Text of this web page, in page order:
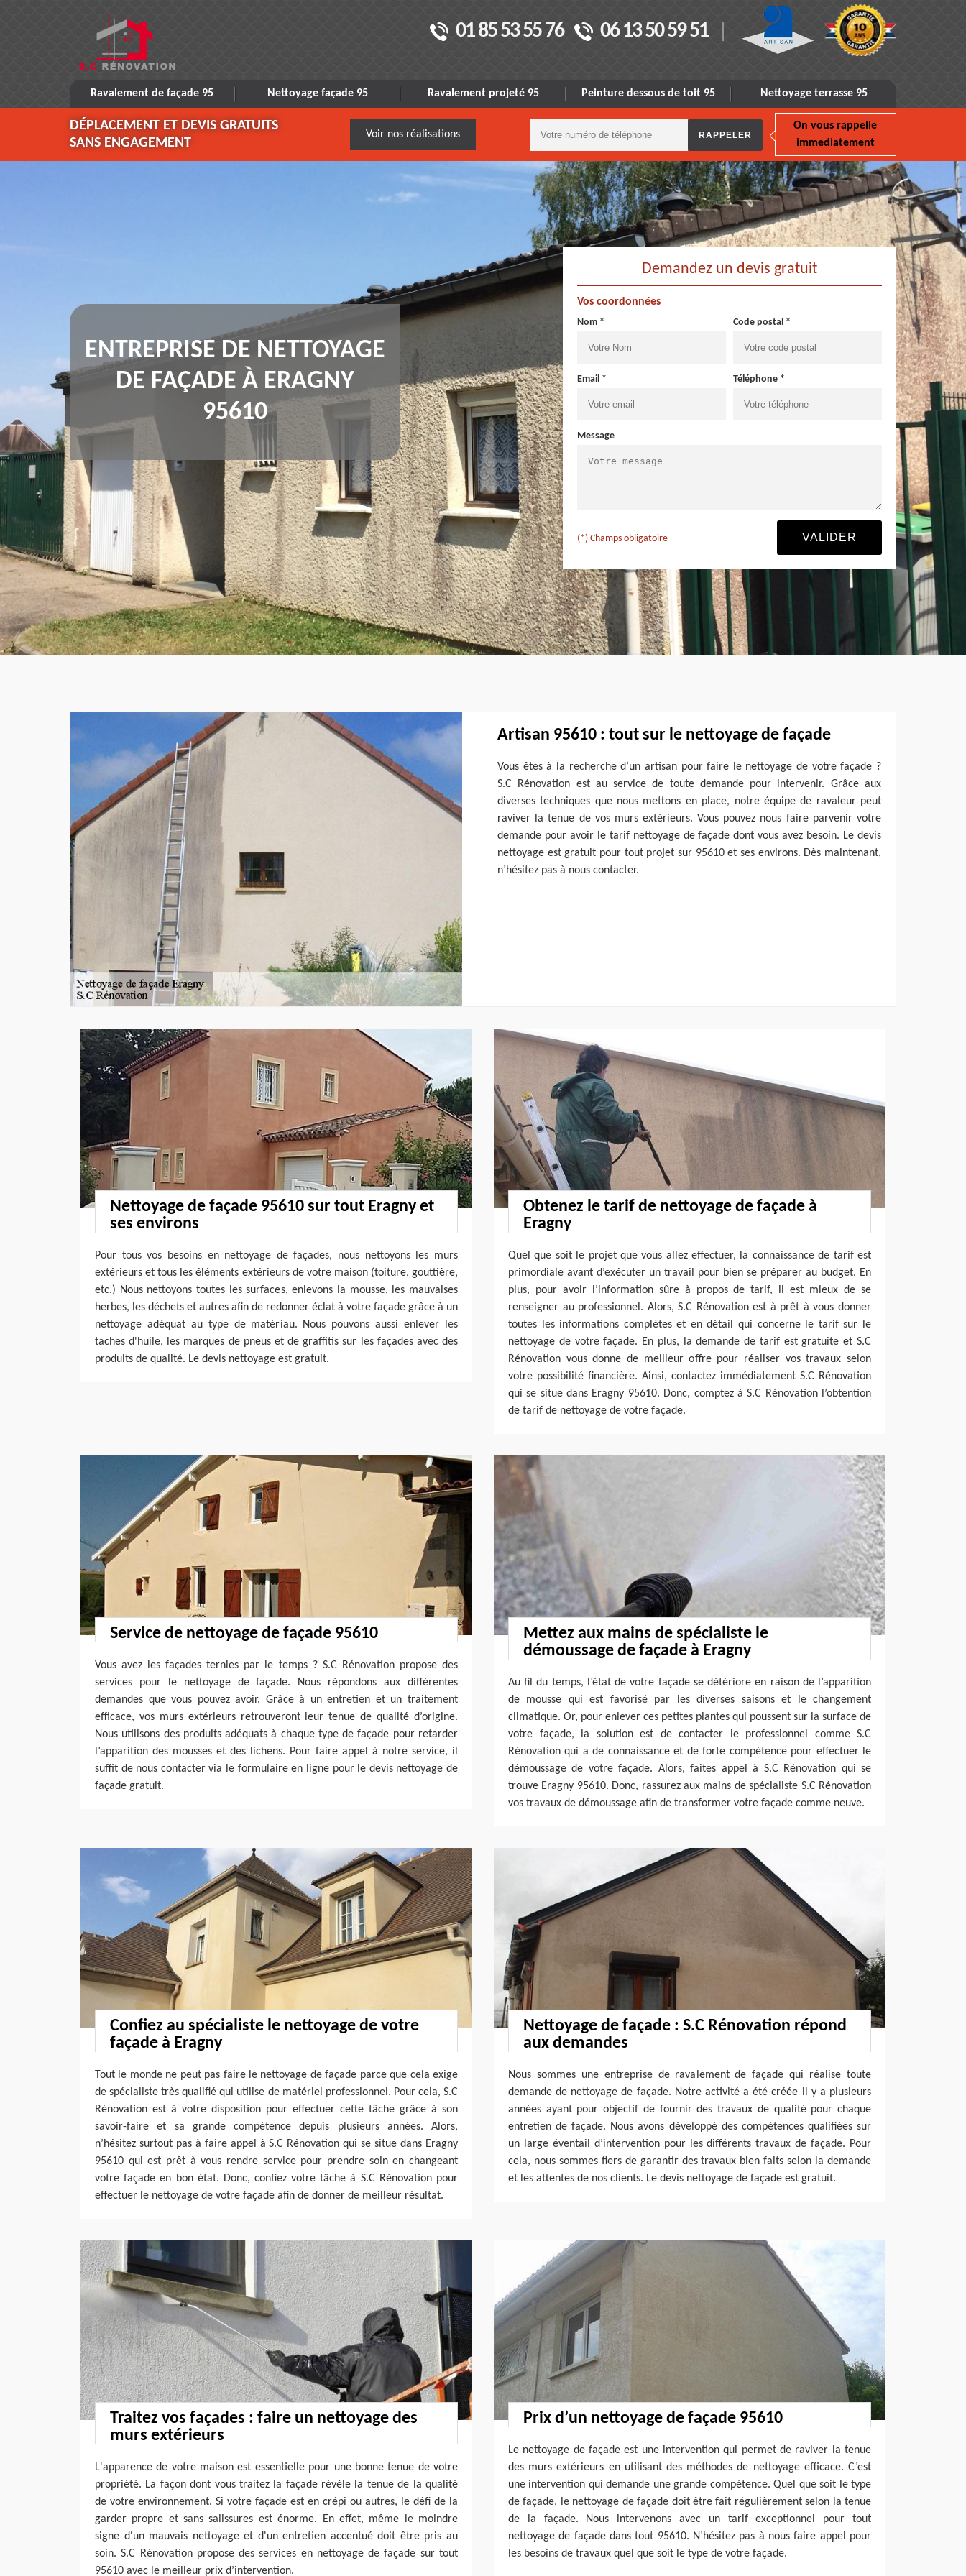
01 85 53 55 76 06 13 50 59 51
Ravalement de façade 95 Nettoyage façade 95 Ravalement projeté 95 Peinture dessous de toit 95 Nettoyage terrasse 95
DÉPLACEMENT ET DEVIS GRATUITS
SANS ENGAGEMENT
Voir nos réalisations
On vous rappelle
immediatement
ENTREPRISE DE NETTOYAGE
DE FAÇADE À ERAGNY
95610
Demandez un devis gratuit
Vos coordonnées
Nom * Code postal *
Email * Téléphone *
Message
(*) Champs obligatoire
Artisan 95610 : tout sur le nettoyage de façade
Vous êtes à la recherche d’un artisan pour faire le nettoyage de votre façade ?
S.C Rénovation est au service de toute demande pour intervenir. Grâce aux
diverses techniques que nous mettons en place, notre équipe de ravaleur peut
raviver la tenue de vos murs extérieurs. Vous pouvez nous faire parvenir votre
demande pour avoir le tarif nettoyage de façade dont vous avez besoin. Le devis
nettoyage est gratuit pour tout projet sur 95610 et ses environs. Dès maintenant,
n’hésitez pas à nous contacter.
Nettoyage de façade 95610 sur tout Eragny et
ses environs
Pour tous vos besoins en nettoyage de façades, nous nettoyons les murs
extérieurs et tous les éléments extérieurs de votre maison (toiture, gouttière,
etc.) Nous nettoyons toutes les surfaces, enlevons la mousse, les mauvaises
herbes, les déchets et autres afin de redonner éclat à votre façade grâce à un
nettoyage adéquat au type de matériau. Nous pouvons aussi enlever les
taches d'huile, les marques de pneus et de graffitis sur les façades avec des
produits de qualité. Le devis nettoyage est gratuit.
Obtenez le tarif de nettoyage de façade à
Eragny
Quel que soit le projet que vous allez effectuer, la connaissance de tarif est
primordiale avant d’exécuter un travail pour bien se préparer au budget. En
plus, pour avoir l’information sûre à propos de tarif, il est mieux de se
renseigner au professionnel. Alors, S.C Rénovation est à prêt à vous donner
toutes les informations complètes et en détail qui concerne le tarif sur le
nettoyage de votre façade. En plus, la demande de tarif est gratuite et S.C
Rénovation vous donne de meilleur offre pour réaliser vos travaux selon
votre possibilité financière. Ainsi, contactez immédiatement S.C Rénovation
qui se situe dans Eragny 95610. Donc, comptez à S.C Rénovation l’obtention
de tarif de nettoyage de votre façade.
Service de nettoyage de façade 95610
Vous avez les façades ternies par le temps ? S.C Rénovation propose des
services pour le nettoyage de façade. Nous répondons aux différentes
demandes que vous pouvez avoir. Grâce à un entretien et un traitement
efficace, vos murs extérieurs retrouveront leur tenue de qualité d’origine.
Nous utilisons des produits adéquats à chaque type de façade pour retarder
l’apparition des mousses et des lichens. Pour faire appel à notre service, il
suffit de nous contacter via le formulaire en ligne pour le devis nettoyage de
façade gratuit.
Mettez aux mains de spécialiste le
démoussage de façade à Eragny
Au fil du temps, l’état de votre façade se détériore en raison de l’apparition
de mousse qui est favorisé par les diverses saisons et le changement
climatique. Or, pour enlever ces petites plantes qui poussent sur la surface de
votre façade, la solution est de contacter le professionnel comme S.C
Rénovation qui a de connaissance et de forte compétence pour effectuer le
démoussage de votre façade. Alors, faites appel à S.C Rénovation qui se
trouve Eragny 95610. Donc, rassurez aux mains de spécialiste S.C Rénovation
vos travaux de démoussage afin de transformer votre façade comme neuve.
Confiez au spécialiste le nettoyage de votre
façade à Eragny
Tout le monde ne peut pas faire le nettoyage de façade parce que cela exige
de spécialiste très qualifié qui utilise de matériel professionnel. Pour cela, S.C
Rénovation est à votre disposition pour effectuer cette tâche grâce à son
savoir-faire et sa grande compétence depuis plusieurs années. Alors,
n’hésitez surtout pas à faire appel à S.C Rénovation qui se situe dans Eragny
95610 qui est prêt à vous rendre service pour prendre soin en changeant
votre façade en bon état. Donc, confiez votre tâche à S.C Rénovation pour
effectuer le nettoyage de votre façade afin de donner de meilleur résultat.
Nettoyage de façade : S.C Rénovation répond
aux demandes
Nous sommes une entreprise de ravalement de façade qui réalise toute
demande de nettoyage de façade. Notre activité a été créée il y a plusieurs
années ayant pour objectif de fournir des travaux de qualité pour chaque
entretien de façade. Nous avons développé des compétences qualifiées sur
un large éventail d’intervention pour les différents travaux de façade. Pour
cela, nous sommes fiers de garantir des travaux bien faits selon la demande
et les attentes de nos clients. Le devis nettoyage de façade est gratuit.
Traitez vos façades : faire un nettoyage des
murs extérieurs
L'apparence de votre maison est essentielle pour une bonne tenue de votre
propriété. La façon dont vous traitez la façade révèle la tenue de la qualité
de votre environnement. Si votre façade est en crépi ou autres, le défi de la
garder propre et sans salissures est énorme. En effet, même le moindre
signe d'un mauvais nettoyage et d'un entretien accentué doit être pris au
soin. S.C Rénovation propose des services en nettoyage de façade sur tout
95610 avec le meilleur prix d’intervention.
Prix d’un nettoyage de façade 95610
Le nettoyage de façade est une intervention qui permet de raviver la tenue
des murs extérieurs en utilisant des méthodes de nettoyage efficace. C’est
une intervention qui demande une grande compétence. Quel que soit le type
de façade, le nettoyage de façade doit être fait régulièrement selon la tenue
de la façade. Nous intervenons avec un tarif exceptionnel pour tout
nettoyage de façade dans tout 95610. N’hésitez pas à nous faire appel pour
les besoins de travaux quel que soit le type de votre façade.